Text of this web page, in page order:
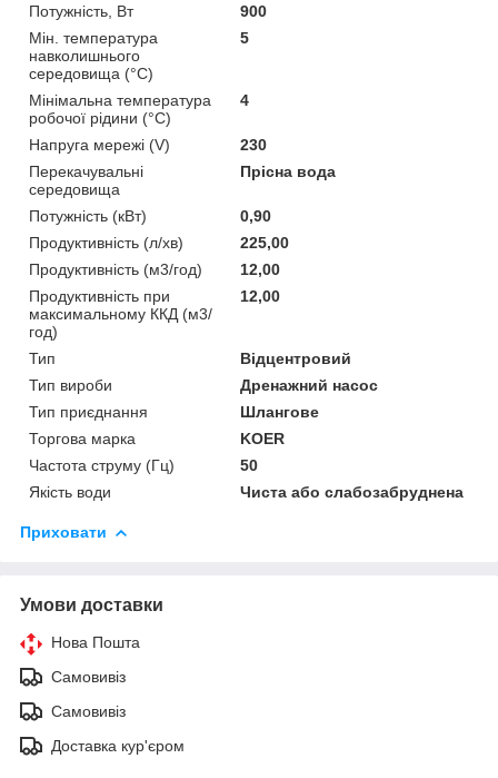
Потужність, Вт
900
Мін. температура
навколишнього
середовища (°C)
5
Мінімальна температура
робочої рідини (°C)
4
Напруга мережі (V)
230
Перекачувальні
середовища
Прісна вода
Потужність (кВт)
0,90
Продуктивність (л/хв)
225,00
Продуктивність (м3/год)
12,00
Продуктивність при
максимальному ККД (м3/
год)
12,00
Тип
Відцентровий
Тип вироби
Дренажний насос
Тип приєднання
Шлангове
Торгова марка
KOER
Частота струму (Гц)
50
Якість води
Чиста або слабозабруднена
Приховати
Умови доставки
Нова Пошта
Самовивіз
Самовивіз
Доставка кур'єром